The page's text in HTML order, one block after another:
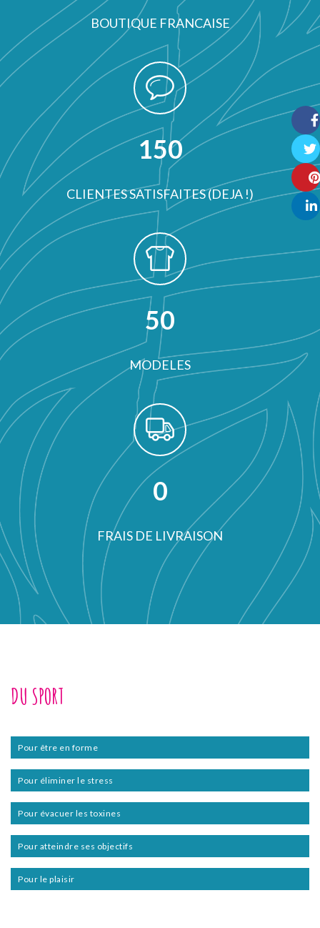
BOUTIQUE FRANCAISE
150
CLIENTES SATISFAITES (DEJA !)
50
MODELES
0
FRAIS DE LIVRAISON
DU SPORT
Pour être en forme
Pour éliminer le stress
Pour évacuer les toxines
Pour atteindre ses objectifs
Pour le plaisir